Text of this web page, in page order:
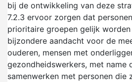
bij de ontwikkeling van deze
7.2.3 ervoor zorgen dat
prioritaire groepen gelijk
bijzondere aandacht voor de
ouderen, mensen met
gezondheidswerkers, met name
samenwerken met personen die